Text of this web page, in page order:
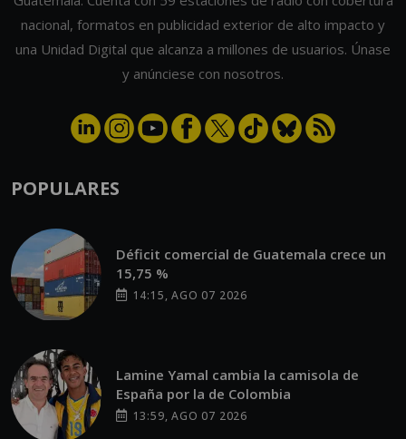
nacional, formatos en publicidad exterior de alto impacto y
una Unidad Digital que alcanza a millones de usuarios. Únase
y anúnciese con nosotros.
POPULARES
Déficit comercial de Guatemala crece un
15,75 %
14:15, AGO 07 2026
Lamine Yamal cambia la camisola de
España por la de Colombia
13:59, AGO 07 2026